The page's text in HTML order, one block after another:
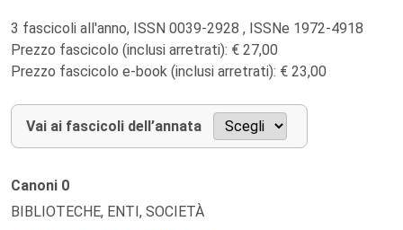
3 fascicoli all'anno, ISSN 0039-2928 , ISSNe 1972-4918
Prezzo fascicolo (inclusi arretrati): € 27,00
Prezzo fascicolo e-book (inclusi arretrati): € 23,00
Vai ai fascicoli dell’annata
Canoni 0
BIBLIOTECHE, ENTI, SOCIETÀ